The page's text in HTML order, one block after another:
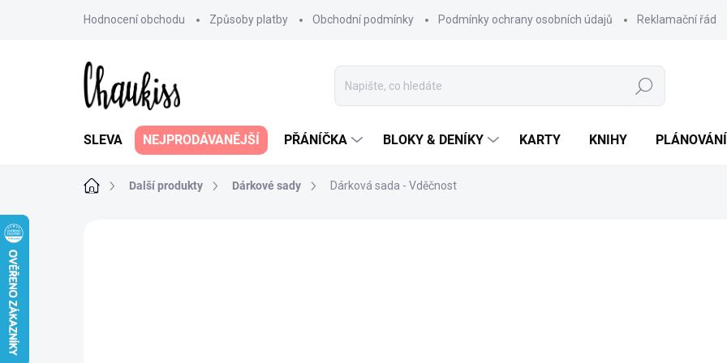
Hodnocení obchodu Způsoby platby Obchodní podmínky Podmínky ochrany osobních údajů Reklamační řád
Hledat
SLEVA NEJPRODÁVANĚJŠÍ PŘÁNÍČKA BLOKY & DENÍKY KARTY KNIHY PLÁNOVÁNÍ
Domů Další produkty Dárkové sady Dárková sada - Vděčnost